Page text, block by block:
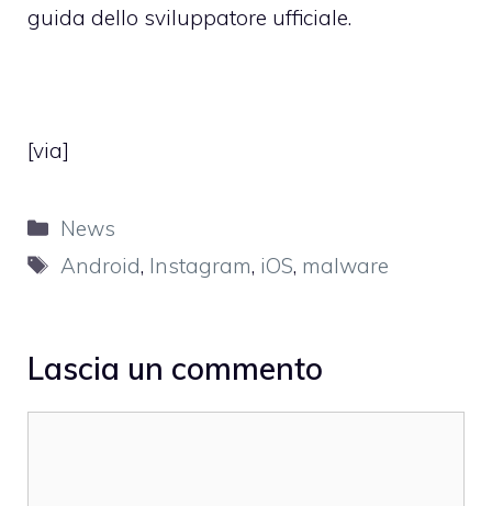
guida dello sviluppatore ufficiale.
[via]
Categorie
News
Tag
Android, Instagram, iOS, malware
Lascia un commento